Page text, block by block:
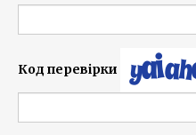
Код перевірки